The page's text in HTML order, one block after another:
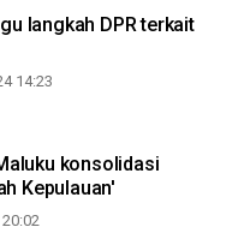
langkah DPR terkait
14:23
konsolidasi
Kepulauan'